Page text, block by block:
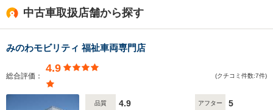
中古車取扱店舗から探す
みのわモビリティ 福祉車両専門店
総合評価：
4.9
(クチコミ件数:7件)
品質 4.9 アフター 5